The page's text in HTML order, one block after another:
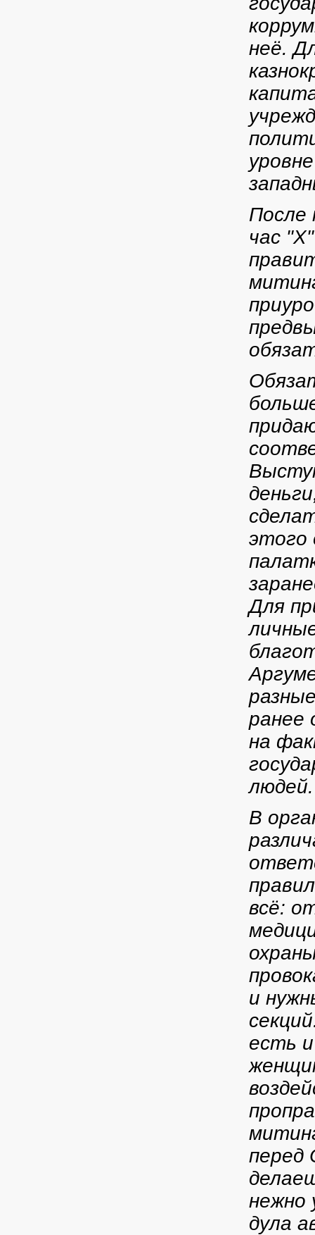
неё.
После
час
этого
Для
ранее
на
людей.
В
всё:
и
есть
нежно
дула